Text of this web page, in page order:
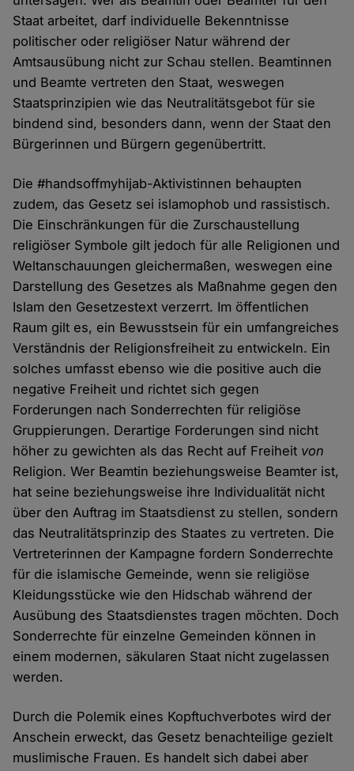
Staat arbeitet, darf individuelle Bekenntnisse
politischer oder religiöser Natur während der
Amtsausübung nicht zur Schau stellen. Beamtinnen
und Beamte vertreten den Staat, weswegen
Staatsprinzipien wie das Neutralitätsgebot für sie
bindend sind, besonders dann, wenn der Staat den
Bürgerinnen und Bürgern gegenübertritt.
Die #handsoffmyhijab-Aktivistinnen behaupten
zudem, das Gesetz sei islamophob und rassistisch.
Die Einschränkungen für die Zurschaustellung
religiöser Symbole gilt jedoch für alle Religionen und
Weltanschauungen gleichermaßen, weswegen eine
Darstellung des Gesetzes als Maßnahme gegen den
Islam den Gesetzestext verzerrt. Im öffentlichen
Raum gilt es, ein Bewusstsein für ein umfangreiches
Verständnis der Religionsfreiheit zu entwickeln. Ein
solches umfasst ebenso wie die positive auch die
negative Freiheit und richtet sich gegen
Forderungen nach Sonderrechten für religiöse
Gruppierungen. Derartige Forderungen sind nicht
höher zu gewichten als das Recht auf Freiheit von
Religion. Wer Beamtin beziehungsweise Beamter ist,
hat seine beziehungsweise ihre Individualität nicht
über den Auftrag im Staatsdienst zu stellen, sondern
das Neutralitätsprinzip des Staates zu vertreten. Die
Vertreterinnen der Kampagne fordern Sonderrechte
für die islamische Gemeinde, wenn sie religiöse
Kleidungsstücke wie den Hidschab während der
Ausübung des Staatsdienstes tragen möchten. Doch
Sonderrechte für einzelne Gemeinden können in
einem modernen, säkularen Staat nicht zugelassen
werden.
Durch die Polemik eines Kopftuchverbotes wird der
Anschein erweckt, das Gesetz benachteilige gezielt
muslimische Frauen. Es handelt sich dabei aber